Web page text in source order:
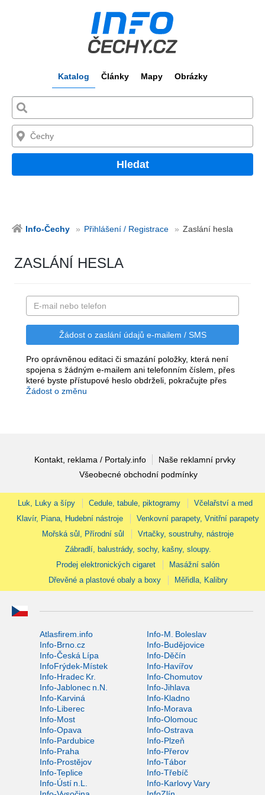
Katalog Články Mapy Obrázky
Hledat
Info-Čechy Přihlášení / Registrace Zaslání hesla
ZASLÁNÍ HESLA
Pro oprávněnou editaci či smazání položky, která není
spojena s žádným e-mailem ani telefonním číslem, přes
které byste přístupové heslo obdrželi, pokračujte přes
Žádost o změnu
Kontakt, reklama / Portaly.info
Naše reklamní prvky
Všeobecné obchodní podmínky
Luk, Luky a šípy Cedule, tabule, piktogramy
Včelařství a med
Klavír, Piana, Hudební nástroje
Venkovní parapety, Vnitřní parapety
Mořská sůl, Přírodní sůl
Vrtačky, soustruhy, nástroje
Zábradlí, balustrády, sochy, kašny, sloupy.
Prodej elektronických cigaret
Masážní salón
Dřevěné a plastové obaly a boxy
Měřidla, Kalibry
Atlasfirem.info
Info-M. Boleslav
Info-Brno.cz
Info-Budějovice
Info-Česká Lípa
Info-Děčín
InfoFrýdek-Místek
Info-Havířov
Info-Hradec Kr.
Info-Chomutov
Info-Jablonec n.N.
Info-Jihlava
Info-Karviná
Info-Kladno
Info-Liberec
Info-Morava
Info-Most
Info-Olomouc
Info-Opava
Info-Ostrava
Info-Pardubice
Info-Plzeň
Info-Praha
Info-Přerov
Info-Prostějov
Info-Tábor
Info-Teplice
Info-Třebíč
Info-Ústí n.L.
Info-Karlovy Vary